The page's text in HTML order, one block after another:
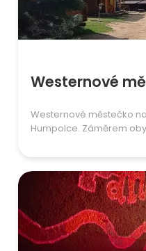
Westernové
Westernové městečko
Humpolce. Záměrem